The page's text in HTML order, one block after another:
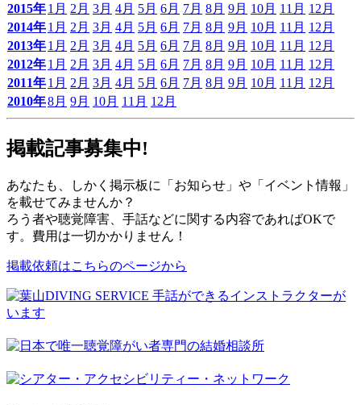
2015年1月 2月 3月 4月 5月 6月 7月 8月 9月 10月 11月 12月
2014年1月 2月 3月 4月 5月 6月 7月 8月 9月 10月 11月 12月
2013年1月 2月 3月 4月 5月 6月 7月 8月 9月 10月 11月 12月
2012年1月 2月 3月 4月 5月 6月 7月 8月 9月 10月 11月 12月
2011年1月 2月 3月 4月 5月 6月 7月 8月 9月 10月 11月 12月
2010年8月 9月 10月 11月 12月
掲載記事募集中!
あなたも、しかく掲示板に「お知らせ」や「イベント情報」
を載せてみませんか？
ろう者や聴覚障害、手話などに関する内容であればOKで
す。費用は一切かかりません！
掲載依頼はこちらのページから